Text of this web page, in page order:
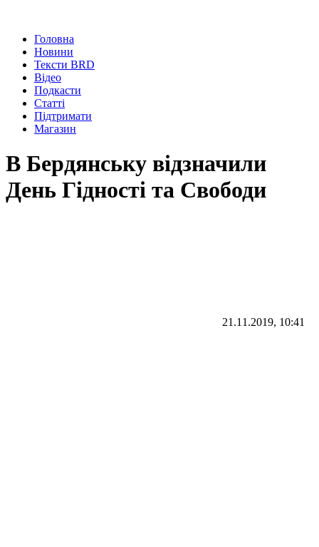
Головна
Новини
Тексти BRD
Відео
Подкасти
Статті
Підтримати
Магазин
В Бердянську відзначили
День Гідності та Свободи
21.11.2019, 10:41